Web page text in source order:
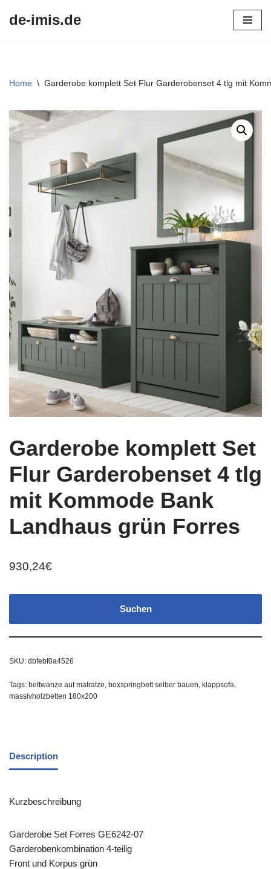
de-imis.de
Home \ Garderobe komplett Set Flur Garderobenset 4 tlg mit
Garderobe komplett Set
Flur Garderobenset 4 tlg
mit Kommode Bank
Landhaus grün Forres
930,24€
Suchen
SKU: dbfebf0a4526
Tags: bettwanze auf matratze boxspringbett selber bauen klappsofa
massivholzbetten 180x200
Description
Kurzbeschreibung
Garderobe Set Forres GE6242-07
Garderobenkombination 4-teilig
Front und Korpus grün